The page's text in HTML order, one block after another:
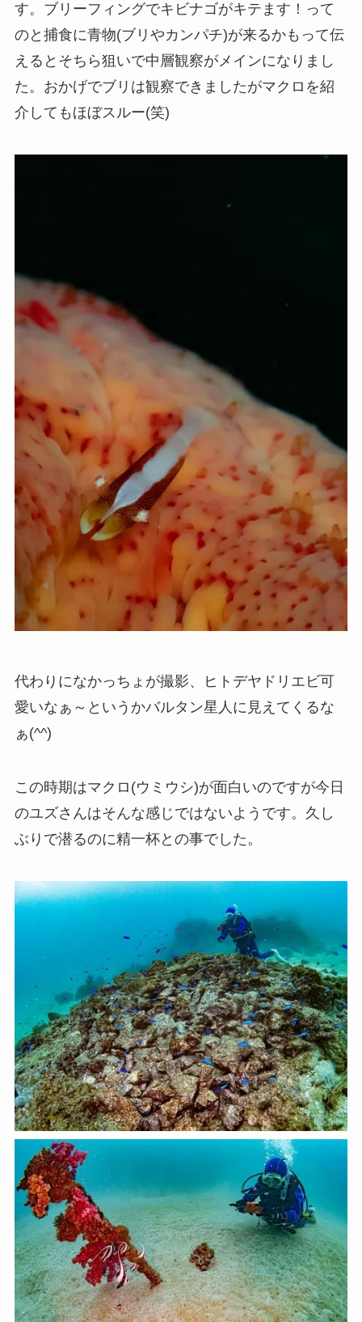
す。ブリーフィングでキビナゴがキテます！って
のと捕食に青物(ブリやカンパチ)が来るかもって伝
えるとそちら狙いで中層観察がメインになりまし
た。おかげでブリは観察できましたがマクロを紹
介してもほぼスルー(笑)
代わりになかっちょが撮影、ヒトデヤドリエビ可
愛いなぁ～というかバルタン星人に見えてくるな
ぁ(^^)
この時期はマクロ(ウミウシ)が面白いのですが今日
のユズさんはそんな感じではないようです。久し
ぶりで潜るのに精一杯との事でした。